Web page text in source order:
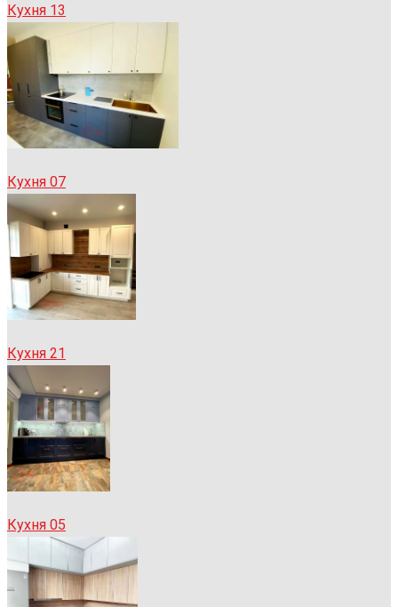
Кухня 13
Кухня 07
Кухня 21
Кухня 05